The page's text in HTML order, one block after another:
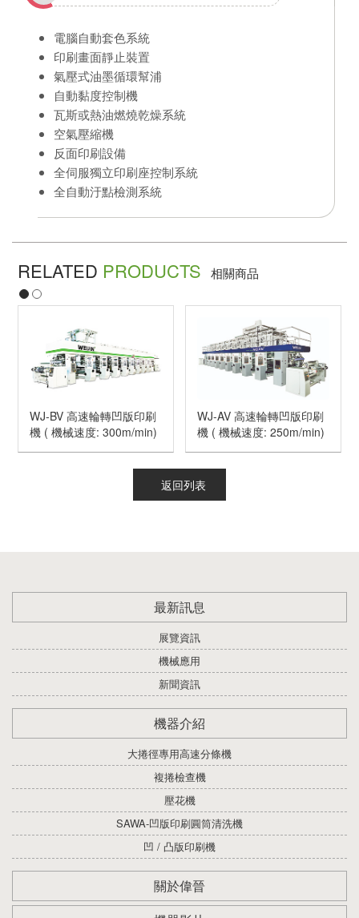
電腦自動套色系統
印刷畫面靜止裝置
氣壓式油墨循環幫浦
自動黏度控制機
瓦斯或熱油燃燒乾燥系統
空氣壓縮機
反面印刷設備
全伺服獨立印刷座控制系統
全自動汙點檢測系統
RELATED PRODUCTS 相關商品
WJ-BV 高速輪轉凹版印刷
機 ( 機械速度: 300m/min)
WJ-AV 高速輪轉凹版印刷
機 ( 機械速度: 250m/min)
返回列表
最新訊息
展覽資訊
機械應用
新聞資訊
機器介紹
大捲徑專用高速分條機
複捲檢查機
壓花機
SAWA-凹版印刷圓筒清洗機
凹 / 凸版印刷機
關於偉晉